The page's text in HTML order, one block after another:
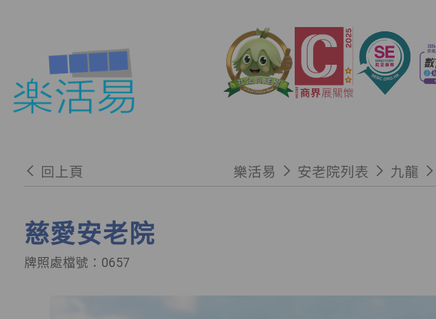
回上頁 樂活易 安老院列表 九龍
慈愛安老院
牌照處檔號：0657